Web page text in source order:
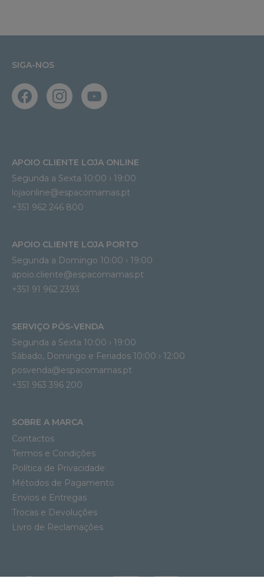
SIGA-NOS
APOIO CLIENTE LOJA ONLINE
Segunda a Sexta 10:00 › 19:00
lojaonline@espacomamas.pt
+351 962 246 800
APOIO CLIENTE LOJA PORTO
Segunda a Domingo 10:00 › 19:00
apoio.cliente@espacomamas.pt
+351 91 962 2393
SERVIÇO PÓS-VENDA
Segunda a Sexta 10:00 › 19:00
Sábado, Domingo e Feriados 10:00 › 12:00
posvenda@espacomamas.pt
+351 963 396 200
SOBRE A MARCA
Contactos
Termos e Condições
Política de Privacidade
Métodos de Pagamento
Envios e Entregas
Trocas e Devoluções
Livro de Reclamações